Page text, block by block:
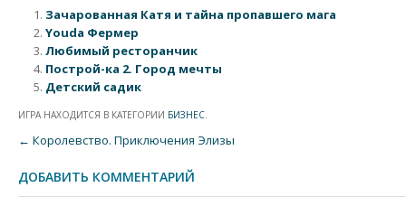
Зачарованная Катя и тайна пропавшего мага
Youda Фермер
Любимый ресторанчик
Построй-ка 2. Город мечты
Детский садик
ИГРА НАХОДИТСЯ В КАТЕГОРИИ БИЗНЕС.
Post navigation
← Королевство. Приключения Элизы
ДОБАВИТЬ КОММЕНТАРИЙ